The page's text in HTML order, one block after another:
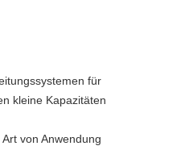
für
kleine Kapazitäten
von Anwendung